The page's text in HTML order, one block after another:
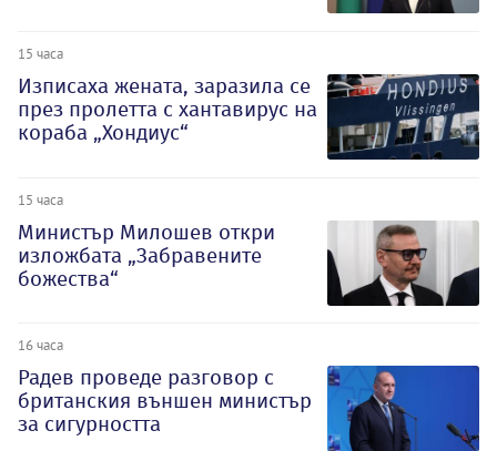
15 часа
Изписаха жената, заразила се
през пролетта с хантавирус на
кораба „Хондиус“
15 часа
Министър Милошев откри
изложбата „Забравените
божества“
16 часа
Радев проведе разговор с
британския външен министър
за сигурността